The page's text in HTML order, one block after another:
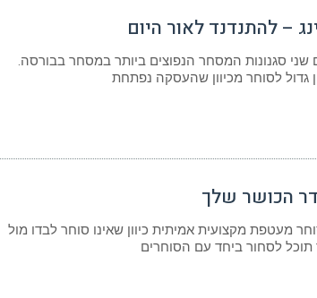
– להתנדנד לאור היום
שני סגנונות המסחר הנפוצים ביותר במסחר בבורסה.
גדול לסוחר מכיוון שהעסקה נפתחת
הכושר שלך
מעטפת מקצועית אמיתית כיוון שאינו סוחר לבדו מול
לסחור ביחד עם הסוחרים